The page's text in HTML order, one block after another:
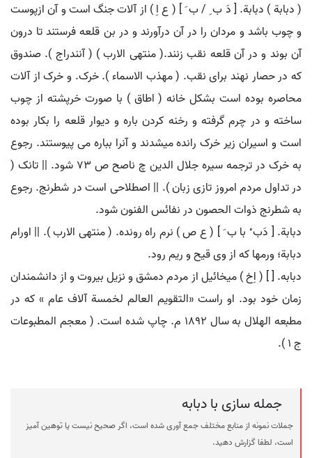
( دبابة ) دبابة. [ دَ ب ِ / ب َ ] ( ع اِ ) از آلات جنگ است و آن ازپوست
و چوب باشد و مردان را در آن درآورند و در بن قلعه فرستند تا درون
آن بوند و در آن قلعه نقب زنند.( منتهی الارب ) ( آنندراج ). صندوق
که در حصار نهند برای نقب. ( مهذب الاسماء ). خرک. و خرک از آلات
محاصره بوده است بشکل خانه ( اطاق ) با صورت خرپشته از چوب
ساخته و در چرم گرفته و رخنه کردن باره و دیوار قلعه را بکار بوده
است و اسیران زیر خرک رانده میشدند و آنرا بباره می پیوستند. رجوع
به خرک در ترجمه سیره جلال الدین چ ناصح ص 73 شود. || تانک (
در تداول مردم امروز تازی زبان ). || اصطلاحی است در شطرنج. رجوع
به شطرنج ذوات الحصون در نفائس الفنون شود.
دبابة. [ دَب ْ با ب َ ] ( ع ص ) نرم راه رونده. ( منتهی الارب ). || اورام
دبابة؛ ورمها که از وی قیح و ریم رود.
دبابه. [ ] ( اِخ ) میخائیل از مردم دمشق و نزیل بیروت و از دانشمندان
زمان خود بود. او راست «التقویم العالم لخمسة آلاف عام » که در
مطبعه الهلال به سال 1892 م. چاپ شده است. ( معجم المطبوعات
ج 1 ).
جمله سازی با دبابه
جملات نمونه از منابع مختلف جمع آوری شده است، اگر صحیح نیست یا توهین آمیز
است، لطفا گزارش دهید.